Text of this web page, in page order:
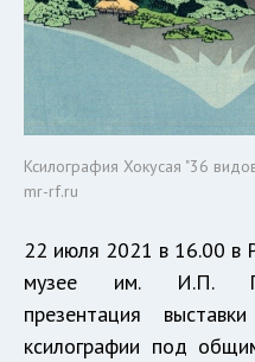
Ксилография Хокусая "36
mr-rf.ru
22 июля 2021 в 16.00 в
музее им. И.П.
презентация
ксилографии под